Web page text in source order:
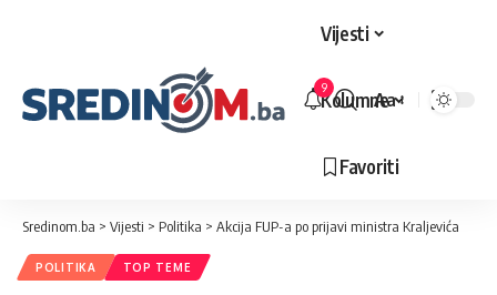
Vijesti
Kolumne
Favoriti
9
Veličina
Aa
Sredinom.ba > Vijesti > Politika > Akcija FUP-a po prijavi ministra Kraljevića
POLITIKA TOP TEME